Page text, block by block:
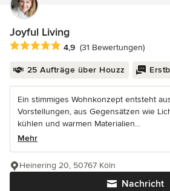
Joyful Living
Durchschnittliche Bewertung: 4.9 von
4,9 (31 Bewertungen)
25 Aufträge über Houzz
Ein stimmiges Wohnkonzept entsteht
Vorstellungen, aus Gegensätzen wie
kühlen und warmen Materialien...
Mehr
Nachricht
Heinering 20, 50767 Köln